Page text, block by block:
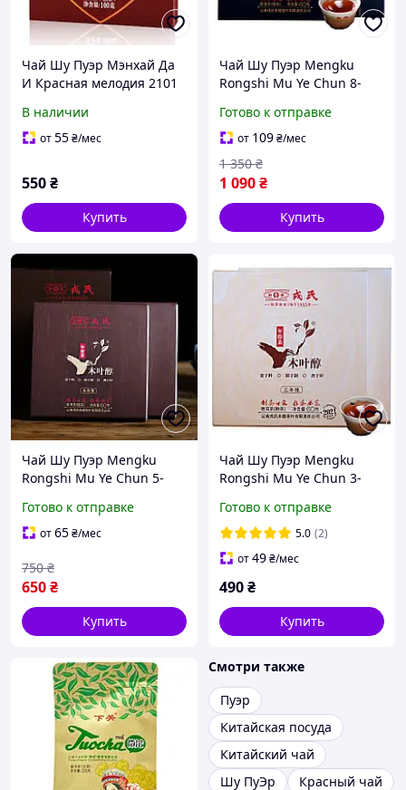
Чай Шу Пуэр Мэнхай Да
И Красная мелодия 2101
В наличии
от55₴/мес
550₴
Купить
Чай Шу Пуэр Mengku
Rongshi Mu Ye Chun 8-
Готово к отправке
от 109₴/мес
1 090₴
1 350 ₴
Купить
Чай Шу Пуэр Mengku
Rongshi Mu Ye Chun 5-
Готово к отправке
от65₴/мес
650₴
750 ₴
Купить
Чай Шу Пуэр Mengku
Rongshi Mu Ye Chun 3-
Готово к отправке
5.0 (2)
от49₴/мес
490₴
Купить
Смотри также
Пуэр
Китайская посуда
Китайский чай
Шу ПуЭр
Красный чай